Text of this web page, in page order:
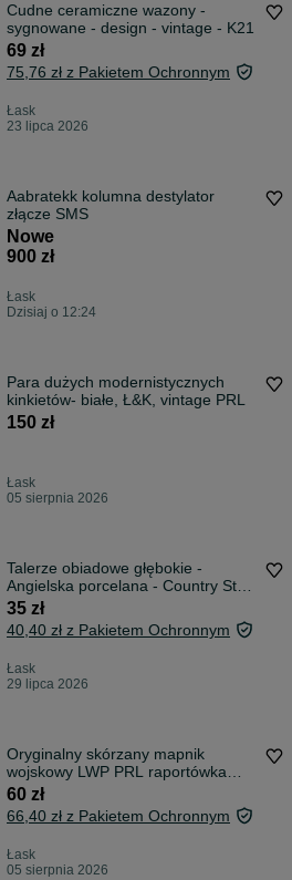
Cudne ceramiczne wazony -
sygnowane - design - vintage - K21
69 zł
75,76 zł z Pakietem Ochronnym
Łask
23 lipca 2026
Aabratekk kolumna destylator
złącze SMS
Nowe
900 zł
Łask
Dzisiaj o 12:24
Para dużych modernistycznych
kinkietów- białe, Ł&K, vintage PRL
150 zł
Łask
05 sierpnia 2026
Talerze obiadowe głębokie -
Angielska porcelana - Country Style
- F
35 zł
40,40 zł z Pakietem Ochronnym
Łask
29 lipca 2026
Oryginalny skórzany mapnik
wojskowy LWP PRL raportówka
oficerska vintage
60 zł
66,40 zł z Pakietem Ochronnym
Łask
05 sierpnia 2026